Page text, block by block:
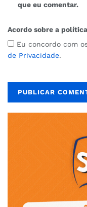
que eu comentar.
Acordo sobre a
Eu concordo com
de Privacidade.